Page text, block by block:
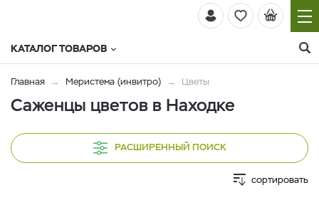
КАТАЛОГ ТОВАРОВ
Главная Меристема (инвитро) Цветы
Саженцы цветов в Находке
РАСШИРЕННЫЙ ПОИСК
сортировать